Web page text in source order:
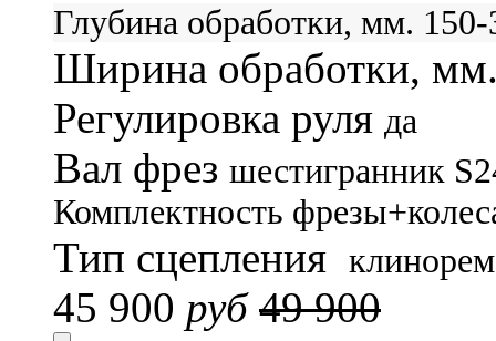
Глубина обработки, мм.
Ширина обработки,
Регулировка руля да
Вал фрез шестигранник
Комплектность
Тип сцепления
45 900 руб 49 900